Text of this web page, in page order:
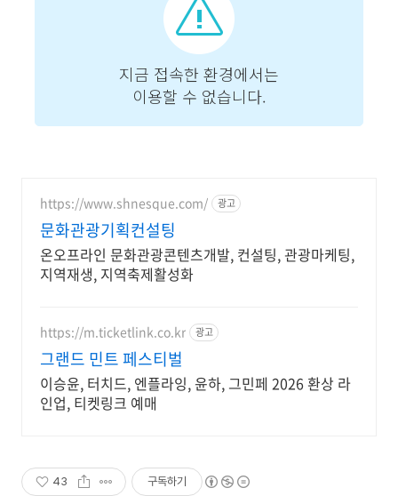
https://www.shnesque.com/ 광고
문화관광기획컨설팅
온오프라인 문화관광콘텐츠개발, 컨설팅, 관광마케팅,
지역재생, 지역축제활성화
https://m.ticketlink.co.kr 광고
그랜드 민트 페스티벌
이승윤, 터치드, 엔플라잉, 윤하, 그민페 2026 환상 라
인업, 티켓링크 예매
43 구독하기